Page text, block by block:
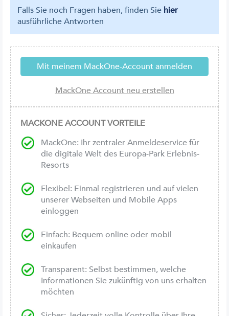
Falls Sie noch Fragen haben, finden Sie hier
ausführliche Antworten
MACKONE ACCOUNT VORTEILE
MackOne: Ihr zentraler Anmeldeservice für
die digitale Welt des Europa-Park Erlebnis-
Resorts
Flexibel: Einmal registrieren und auf vielen
unserer Webseiten und Mobile Apps
einloggen
Einfach: Bequem online oder mobil
einkaufen
Transparent: Selbst bestimmen, welche
Informationen Sie zukünftig von uns erhalten
möchten